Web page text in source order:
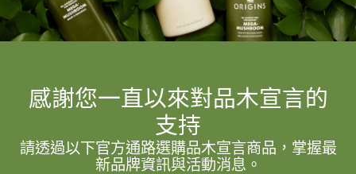
感謝您一直以來對品木宣言的
支持
請透過以下官方通路選購品木宣言商品，掌握最
新品牌資訊與活動消息。